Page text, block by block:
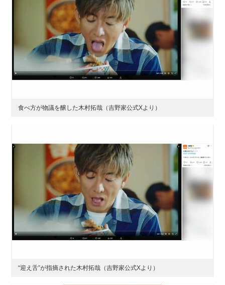
食べ方が物議を醸した木村拓哉（吉野家公式Xより）
“迎え舌”が指摘された木村拓哉（吉野家公式Xより）